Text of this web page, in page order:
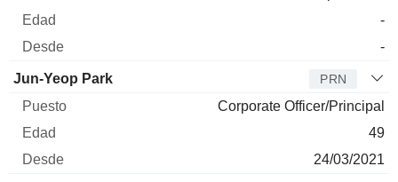
-
-
Jun-Yeop Park PRN
Corporate Officer/Principal
49
24/03/2021